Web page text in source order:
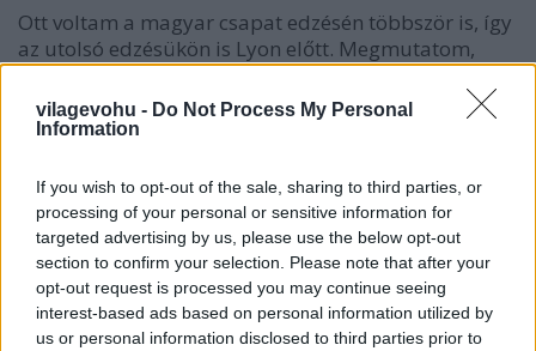
vilagevohu - Do Not Process My Personal
Information
If you wish to opt-out of the sale, sharing to third parties, or
processing of your personal or sensitive information for
targeted advertising by us, please use the below opt-out
section to confirm your selection. Please note that after your
opt-out request is processed you may continue seeing
interest-based ads based on personal information utilized by
us or personal information disclosed to third parties prior to
Ott voltam a magyar csapat edzésén többször is, így
az utolsó edzésükön is Lyon előtt. Megmutatom,
mivel készülnek a mai napra!Ajánlott: Így zajlott a
zöldségpiacon a bevásárlás tegnap délután (videó)
Csoportkép az utolsó edzés után, január 19-én